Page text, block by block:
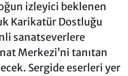
izleyici beklenen
Karikatür Dostluğu
sanatseverlere
Merkezi’ni tanıtan
Sergide eserleri yer